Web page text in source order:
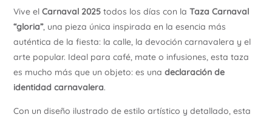
Vive el Carnaval 2025todos los días con la Taza Carnaval
“gloria”, una pieza única inspirada en la esencia más
auténtica de la fiesta: la calle, la devoción carnavalera y el
arte popular. Ideal para café, mate o infusiones, esta taza
es mucho más que un objeto: es una declaración de
identidad carnavalera.
Con un diseño ilustrado de estilo artístico y detallado, esta